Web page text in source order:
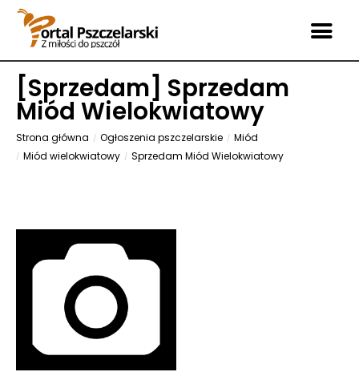
[Sprzedam] Sprzedam
Miód Wielokwiatowy
Strona główna Ogłoszenia pszczelarskie
Miód
Miód wielokwiatowy
Sprzedam Miód Wielokwiatowy